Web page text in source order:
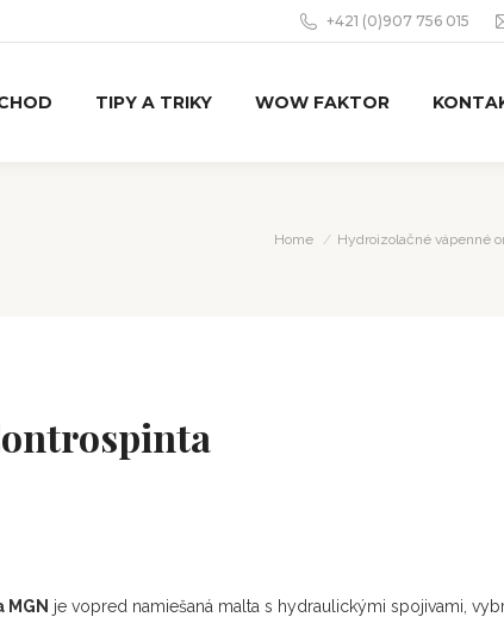
+421 (0)907 756 015
TIPY A TRIKY WOW FAKTOR
You are here:
Home Hydroizolačné vápenné
je vopred namiešaná malta s hydraulickými spojivami,